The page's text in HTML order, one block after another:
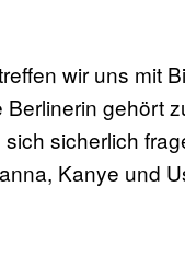
wir uns mit
gehört
sicherlich
Kanye und